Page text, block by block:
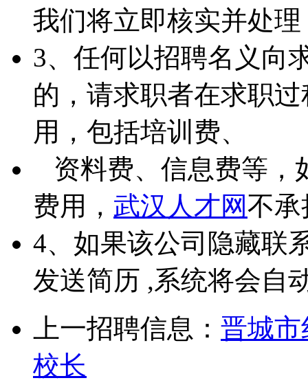
我们将立即核实并处理
3、任何以招聘名义向
的，请求职者在求职
用，包括培训费、
资料费、信息费等，
费用， 武汉人才网不承
4、如果该公司隐藏联
发送简历 ,系统将会自
上一招聘信息： 晋城
校长